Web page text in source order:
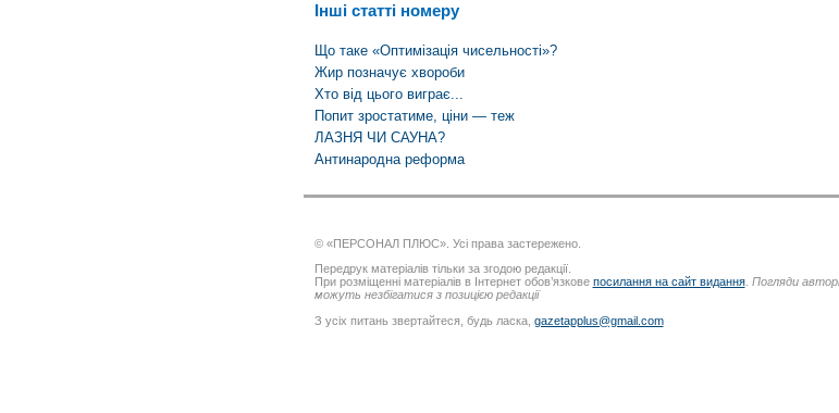
Інші статті номеру
Що таке «Оптимізація чисельності»?
Жир позначує хвороби
Хто від цього виграє...
Попит зростатиме, ціни — теж
ЛАЗНЯ ЧИ САУНА?
Антинародна реформа
© «ПЕРСОНАЛ ПЛЮС». Усі права застережено.
Передрук матеріалів тільки за згодою редакції.
При розміщенні матеріалів в Інтернет обов’язкове посилання на сайт видання. Погляди
можуть незбігатися з позицією редакції
З усіх питань звертайтеся, будь ласка, gazetapplus@gmail.com